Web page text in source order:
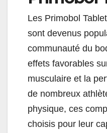
Les Primobol
sont devenus
communauté du
effets favorables
musculaire et la
de nombreux
physique, ces
choisis pour leur